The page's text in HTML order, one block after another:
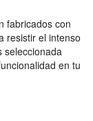
fabricados con
resistir el intenso
seleccionada
en tu